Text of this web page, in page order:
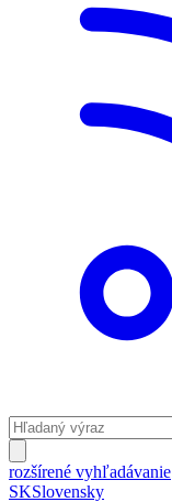
rozšírené vyhľadávanie
SKSlovensky